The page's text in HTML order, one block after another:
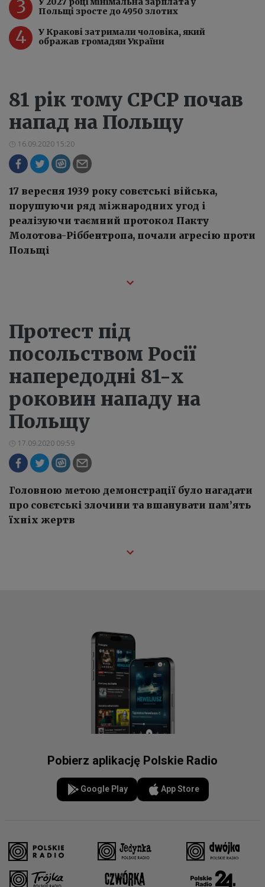
3
Польщі зросте до 4950 злотих
4
У Кракові затримали чоловіка, який
ображав громадян України
81 рік тому СРСР почав
напад на Польщу
16.09.2020 15:20
17 вересня 1939 року совєтські війська,
порушуючи ряд міжнародних угод і
реалізуючи таємний протокол Пакту
Молотова-Ріббентропа, почали агресію проти
Польщі
Протест під
посольством Росії
напередодні 81-х
роковин нападу на
Польщу
17.09.2020 09:59
Головною метою демонстрації було нагадати
про совєтські злочини та вшанувати пам’ять
їхніх жертв
Pobierz aplikację Polskie Radio
Google Play App Store